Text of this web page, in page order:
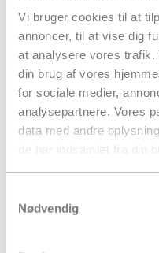
Vi bruger cookies til at
annoncer, til at vise dig
at analysere vores trafik.
din brug af vores
for sociale medier,
analysepartnere. Vores
data med andre
de har indsamlet fra din
Nødvendig
Produkter